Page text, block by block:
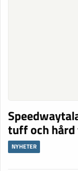
tuff och
NYHETER